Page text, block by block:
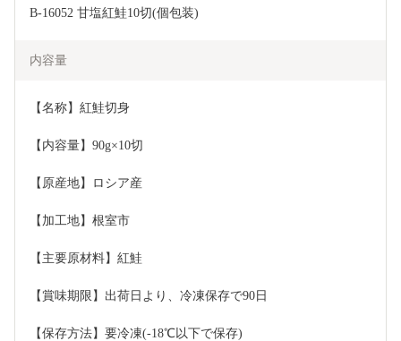
B-16052 甘塩紅鮭10切(個包装)
内容量
【名称】紅鮭切身
【内容量】90g×10切
【原産地】ロシア産
【加工地】根室市
【主要原材料】紅鮭
【賞味期限】出荷日より、冷凍保存で90日
【保存方法】要冷凍(-18℃以下で保存)